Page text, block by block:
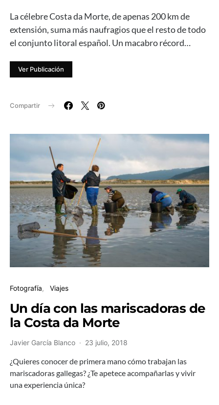
La célebre Costa da Morte, de apenas 200 km de
extensión, suma más naufragios que el resto de todo
el conjunto litoral español. Un macabro récord…
Ver Publicación
Compartir
Fotografía Viajes
Un día con las mariscadoras de
la Costa da Morte
Javier García Blanco 23 julio, 2018
¿Quieres conocer de primera mano cómo trabajan las
mariscadoras gallegas? ¿Te apetece acompañarlas y vivir
una experiencia única?